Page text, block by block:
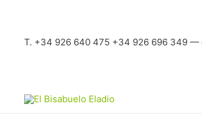
T. +34 926 640 475 +34 926 696 349 —